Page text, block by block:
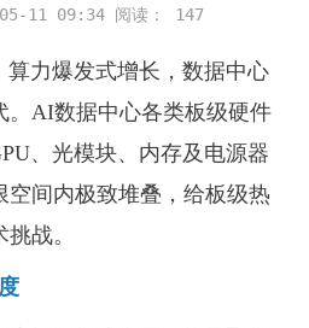
11 09:34 阅读： 147
算力爆发式增长，数据中心
AI数据中心各类板级硬件
、光模块、内存及电源器
空间内极致堆叠，给板级热
战。